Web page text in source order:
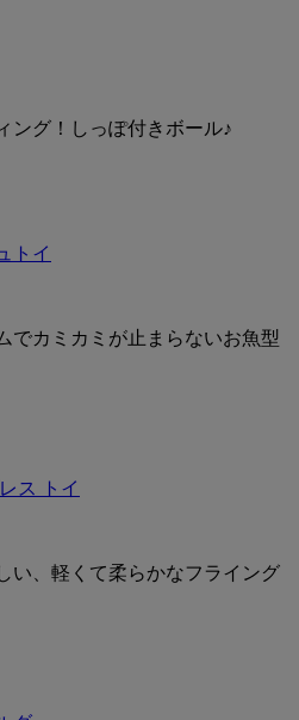
ング！しっぽ付きボール♪
トイ
でカミカミが止まらないお魚型
ス トイ
い、軽くて柔らかなフライング